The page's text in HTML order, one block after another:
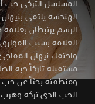
الهندسة يلتقي
الرسم يرتبطان
العلاقة بسبب
واختفاء نيهان
مستقبلة تاركاً حبه
ومنطقته بحثاً عن حب
الحب الذي تركه وهرب.